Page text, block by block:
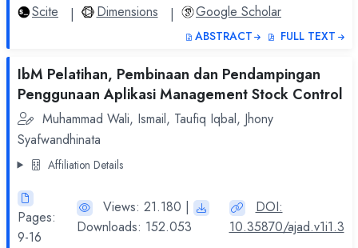
Scite | Dimensions | Google Scholar
ABSTRACT FULL TEXT
IbM Pelatihan, Pembinaan dan Pendampingan
Penggunaan Aplikasi Management Stock Control
Muhammad Wali, Ismail, Taufiq Iqbal, Jhony
Syafwandhinata
Affiliation Details
Pages:
9-16
Views: 21.180 |
Downloads: 152.053
DOI:
10.35870/ajad.v1i1.3